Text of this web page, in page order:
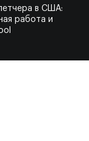
в США:
работа и